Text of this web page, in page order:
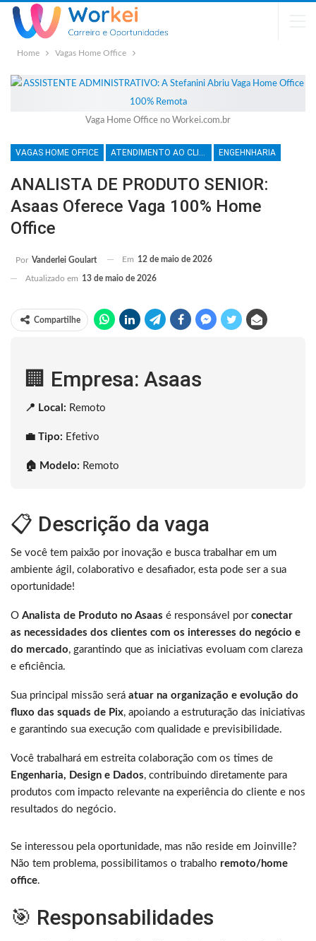
Home Vagas Home Office
Vaga Home Office no Workei.com.br
VAGAS HOME OFFICE ATENDIMENTO AO CLIENTE ENGEHNHARIA
ANALISTA DE PRODUTO SENIOR:
Asaas Oferece Vaga 100% Home
Office
Por Vanderlei Goulart Em 12 de maio de 2026
Atualizado em 13 de maio de 2026
Compartilhe
🏢 Empresa: Asaas
📍 Local: Remoto
💼 Tipo: Efetivo
🏠 Modelo: Remoto
📋 Descrição da vaga
Se você tem paixão por inovação e busca trabalhar em um
ambiente ágil, colaborativo e desafiador, esta pode ser a sua
oportunidade!
O Analista de Produto no Asaas é responsável por conectar
as necessidades dos clientes com os interesses do negócio e
do mercado, garantindo que as iniciativas evoluam com clareza
e eficiência.
Sua principal missão será atuar na organização e evolução do
fluxo das squads de Pix, apoiando a estruturação das iniciativas
e garantindo sua execução com qualidade e previsibilidade.
Você trabalhará em estreita colaboração com os times de
Engenharia, Design e Dados, contribuindo diretamente para
produtos com impacto relevante na experiência do cliente e nos
resultados do negócio.
Se interessou pela oportunidade, mas não reside em Joinville?
Não tem problema, possibilitamos o trabalho remoto/home
office.
🎯 Responsabilidades